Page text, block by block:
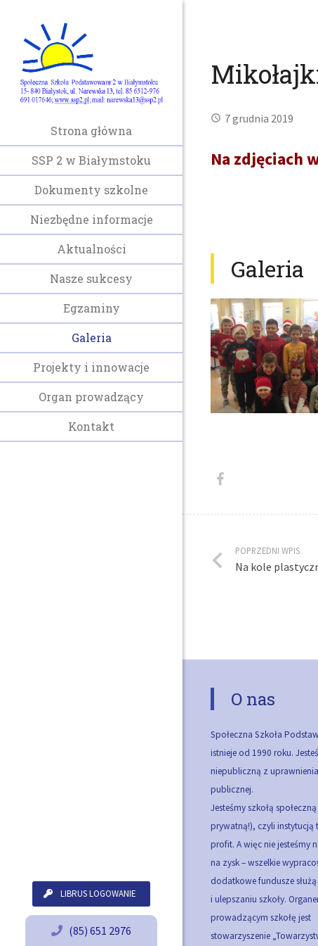
Strona główna
SSP 2 w Białymstoku
Dokumenty szkolne
Niezbędne informacje
Aktualności
Nasze sukcesy
Egzaminy
Galeria
Projekty i innowacje
Organ prowadzący
Kontakt
LIBRUS LOGOWANIE
(85) 651 2976
7 grudnia 2019
Na zdjęciach
Galeria
POPRZEDNI WPIS
Na kole
O nas
Społeczna Szkoła
istnieje od 1990 roku.
niepubliczną z
publicznej.
Jesteśmy szkołą
prywatną!), czyli instytucją
profit. A więc nie jesteśmy
na zysk – wszelkie
dodatkowe fundusze
i ulepszaniu szkoły.
prowadzącym szkołę jest
stowarzyszenie